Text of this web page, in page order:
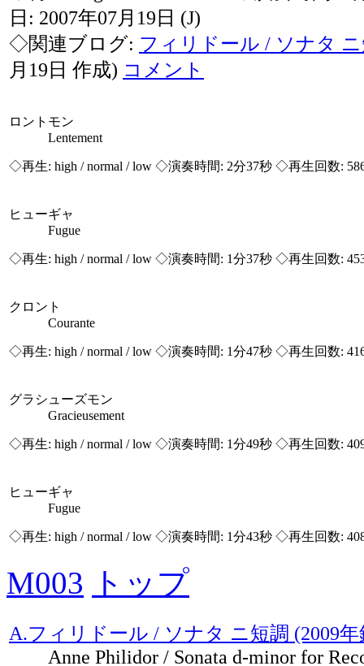
日: 2007年07月19日 (J)
◇関連ブログ: フィリドール / ソナタ
月19日 作成) コメント
ロントモン
Lentement
◇再生: high / normal / low ◇演奏時間: 2分37秒 ◇再生回数:
ヒューギャ
Fugue
◇再生: high / normal / low ◇演奏時間: 1分37秒 ◇再生回数:
クロント
Courante
◇再生: high / normal / low ◇演奏時間: 1分47秒 ◇再生回数:
グラシューズモン
Gracieusement
◇再生: high / normal / low ◇演奏時間: 1分49秒 ◇再生回数:
ヒューギャ
Fugue
◇再生: high / normal / low ◇演奏時間: 1分43秒 ◇再生回数:
M003 トップ
A.フィリドール / ソナタ ニ短調 (2009年
Anne Philidor / Sonata d-minor for